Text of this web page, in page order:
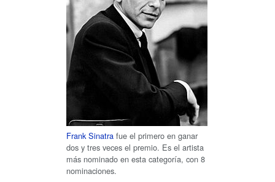
Frank Sinatra fue el primero en ganar
dos y tres veces el premio. Es el artista
más nominado en esta categoría, con 8
nominaciones.